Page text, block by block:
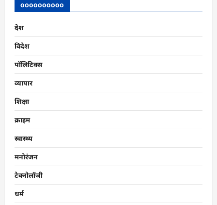
oooooooooo
देश
विदेश
पॉलिटिक्स
व्यापार
शिक्षा
क्राइम
स्वास्थ्य
मनोरंजन
टेक्नोलॉजी
धर्म